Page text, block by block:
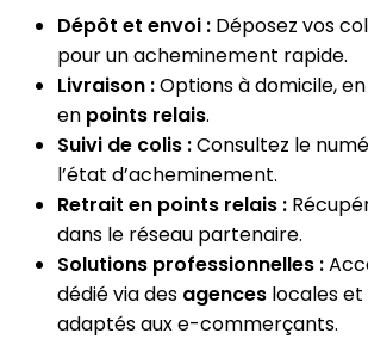
Dépôt et envoi : Déposez vos
pour un acheminement rapide.
Livraison :Options à domicile,
en points relais.
Suivi de colis :Consultez le
l’état d’acheminement.
Retrait en points relais :
dans le réseau partenaire.
Solutions professionnelles :
dédié via des agences locales
adaptés aux e-commerçants.